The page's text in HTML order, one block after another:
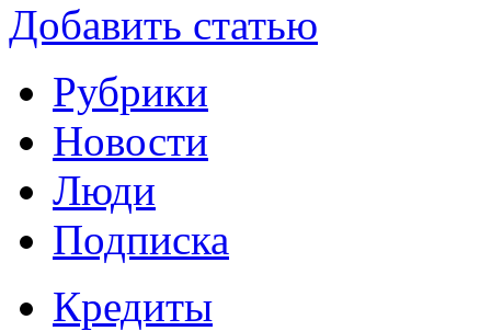
Добавить статью
Рубрики
Новости
Люди
Подписка
Кредиты